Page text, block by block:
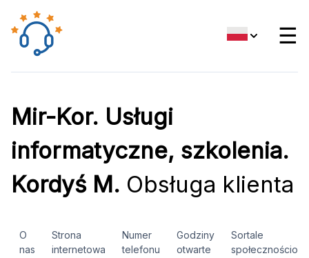
☰
Mir-Kor. Usługi
informatyczne, szkolenia.
Kordyś M. Obsługa klienta
O
nas
Strona
internetowa
Numer
telefonu
Godziny
otwarte
Sortale